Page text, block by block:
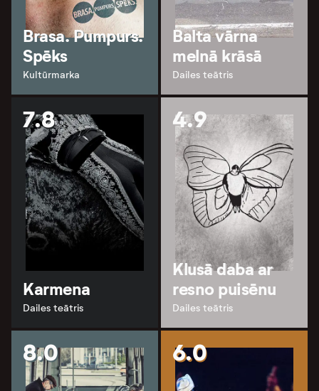
Brasa. Pumpurs.
Spēks
Kultūrmarka
Balta vārna
melnā krāsā
Dailes teātris
7.8
Karmena
Dailes teātris
4.9
Klusā daba ar
resno puisēnu
Dailes teātris
8.0 6.0